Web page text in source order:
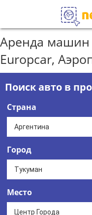
Аренда машин
Europcar,
Поиск авто в
Страна
Город
Место